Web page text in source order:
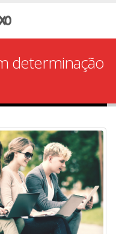
determinação